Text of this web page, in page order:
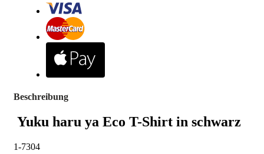
Beschreibung
Yuku haru ya Eco T-Shirt in schwarz
1-7304